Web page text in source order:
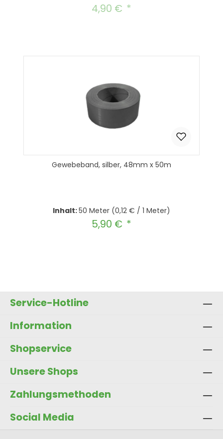
Regulärer Preis:
4,90 €
Gewebeband, silber, 48mm x 50m
Inhalt:50 Meter (0,12 € / 1 Meter)
Regulärer Preis:
5,90 €
Service-Hotline
Information
Shopservice
Unsere Shops
Zahlungsmethoden
Social Media